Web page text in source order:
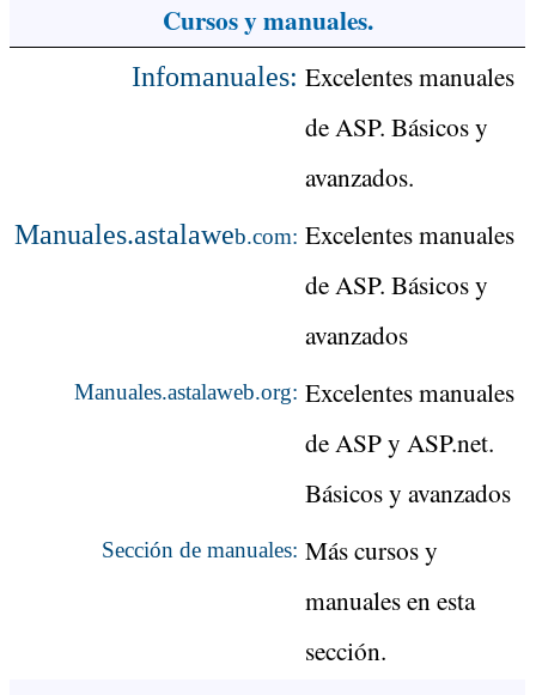
Cursos y manuales.
Infomanuales: Excelentes manuales
de ASP. Básicos y
avanzados.
Manuales.astalaweb.com: Excelentes manuales
de ASP. Básicos y
avanzados
Manuales.astalaweb.org: Excelentes manuales
de ASP y ASP.net.
Básicos y avanzados
Sección de manuales: Más cursos y
manuales en esta
sección.